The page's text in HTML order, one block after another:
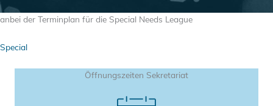
anbei der Terminplan für die Special Needs League
Special
Öffnungszeiten Sekretariat